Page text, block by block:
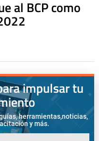
al BCP como
impulsar tu
herramientas,noticias,
y más.